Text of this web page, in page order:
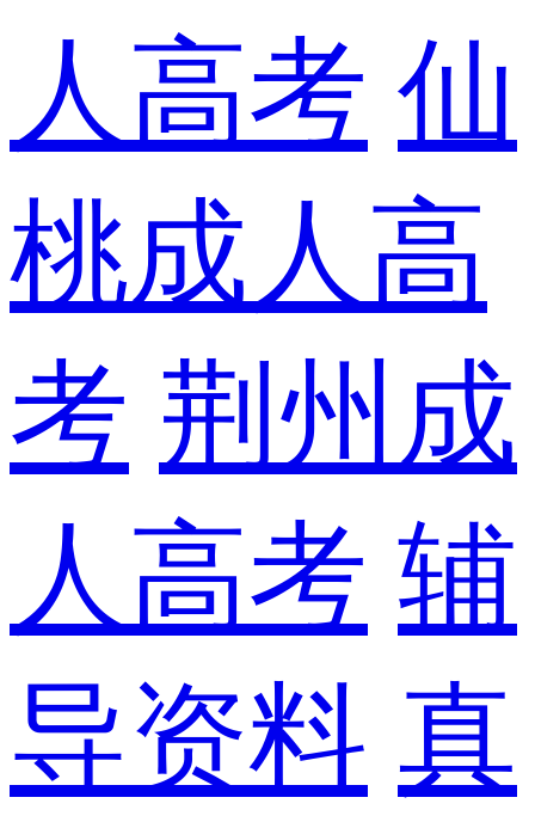
人高考 仙
桃成人高
考 荆州成
人高考 辅
导资料 真